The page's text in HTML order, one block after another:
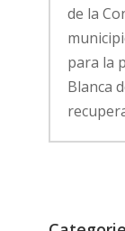
de la
para la
Blanca